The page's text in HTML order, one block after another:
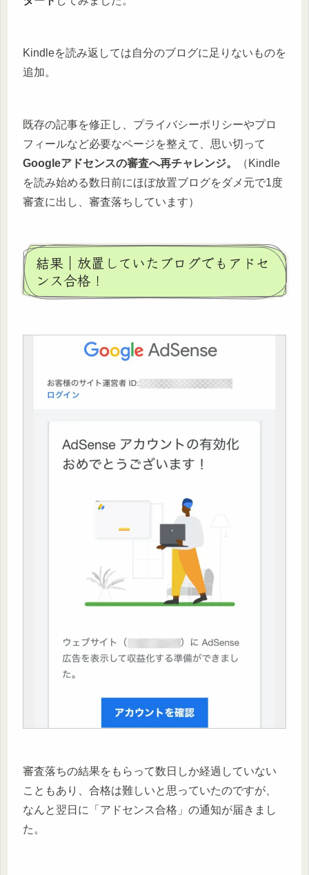
Kindleを読み返しては自分のブログに足りないものを
追加。
既存の記事を修正し、プライバシーポリシーやプロ
フィールなど必要なページを整えて、思い切って
Googleアドセンスの審査へ再チャレンジ。
（Kindle
を読み始める数日前にほぼ放置ブログをダメ元で1度
審査に出し、審査落ちしています）
結果｜放置していたブログでもアドセ
ンス合格！
審査落ちの結果をもらって数日しか経過していない
こともあり、合格は難しいと思っていたのですが、
なんと翌日に「アドセンス合格」の通知が届きまし
た。